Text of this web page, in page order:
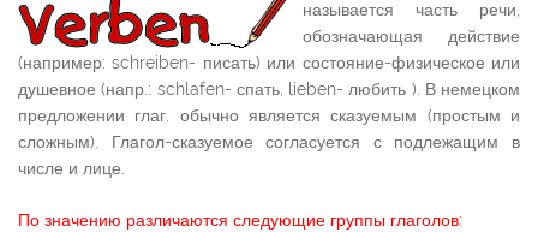
называется часть речи,
обозначающая действие
(например: schreiben- писать) или состояние-физическое или
душевное (напр.: schlafen- спать, lieben- любить ). В немецком
предложении глаг. обычно является сказуемым (простым и
сложным). Глагол-сказуемое согласуется с подлежащим в
числе и лице.
По значению различаются следующие группы глаголов: